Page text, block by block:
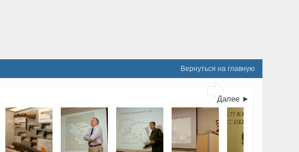
Вернуться на главную

Далее ►